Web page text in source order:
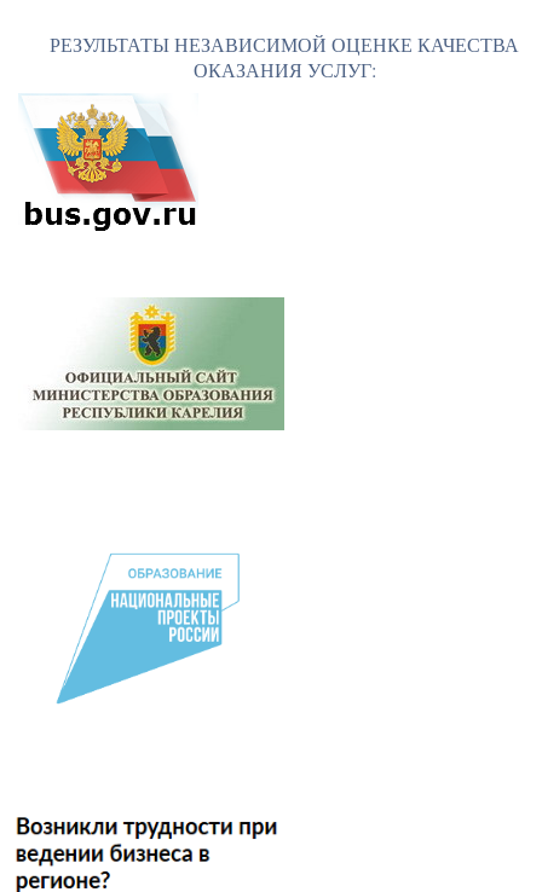
РЕЗУЛЬТАТЫ НЕЗАВИСИМОЙ ОЦЕНКЕ КАЧЕСТВА
ОКАЗАНИЯ УСЛУГ: